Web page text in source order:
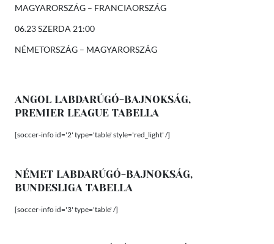
MAGYARORSZÁG – FRANCIAORSZÁG
06.23 SZERDA 21:00
NÉMETORSZÁG – MAGYARORSZÁG
ANGOL LABDARÚGÓ-BAJNOKSÁG,
PREMIER LEAGUE TABELLA
[soccer-info id='2' type='table' style='red_light' /]
NÉMET LABDARÚGÓ-BAJNOKSÁG,
BUNDESLIGA TABELLA
[soccer-info id='3' type='table' /]